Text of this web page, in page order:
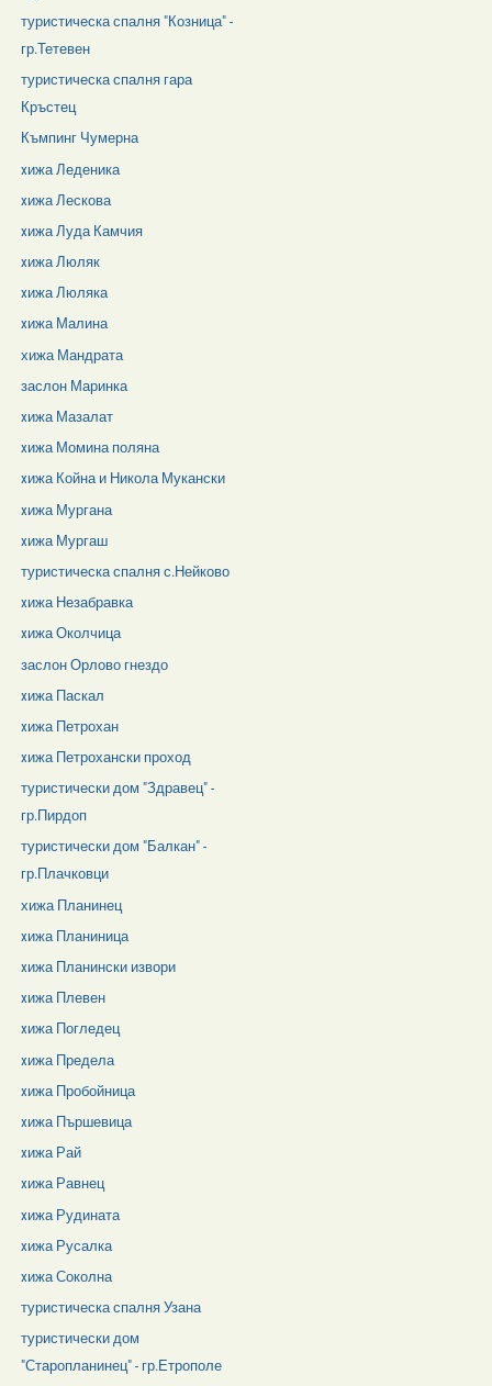
туристическа спалня "Козница" -
гр.Тетевен
туристическа спалня гара
Кръстец
Къмпинг Чумерна
xижа Леденика
xижа Лескова
xижа Луда Камчия
xижа Люляк
xижа Люляка
xижа Малина
хижа Мандрата
заслон Маринка
xижа Мазалат
xижа Момина поляна
xижа Койна и Никола Мукански
xижа Мургана
xижа Мургаш
туристическа спалня с.Нейково
xижа Незабравка
xижа Околчица
заслон Орлово гнездо
xижа Паскал
xижа Петрохан
xижа Петрохански проход
туристически дом "Здравец" -
гр.Пирдоп
туристически дом "Балкан" -
гр.Плачковци
хижа Планинец
xижа Планиница
xижа Планински извори
xижа Плевен
xижа Погледец
xижа Предела
xижа Пробойница
xижа Пършевица
xижа Рай
xижа Равнец
xижа Рудината
xижа Русалка
xижа Соколна
туристическа спалня Узана
туристически дом
"Старопланинец" - гр.Етрополе